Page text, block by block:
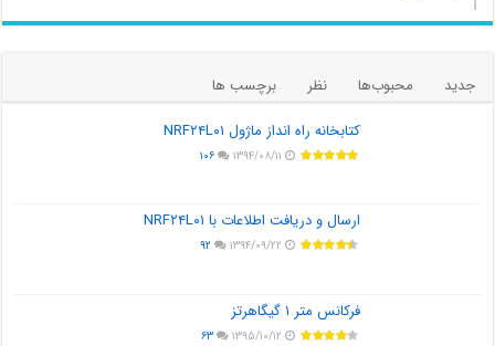
جدید محبوب‌ها نظر
برچسب ها
کتابخانه راه انداز ماژول NRF۲۴L۰۱
۱۳۹۴/۰۸/۱۱ ۱۰۶
ارسال و دریافت اطلاعات با NRF۲۴L۰۱
۱۳۹۴/۰۹/۲۲ ۹۲
فرکانس متر ۱ گیگاهرتز
۱۳۹۵/۱۰/۱۲ ۶۳